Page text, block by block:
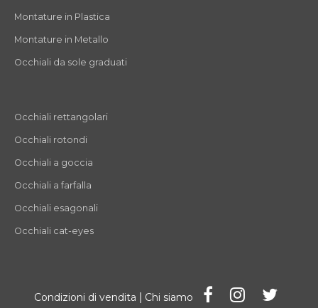
Montature in Plastica
Montature in Metallo
Occhiali da sole graduati
Occhiali rettangolari
Occhiali rotondi
Occhiali a goccia
Occhiali a farfalla
Occhiali esagonali
Occhiali cat-eyes
Condizioni di vendita | Chi siamo